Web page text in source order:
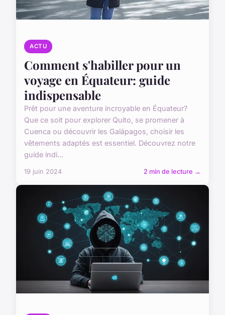
ACTU
Comment s'habiller pour un
voyage en Équateur: guide
indispensable
Prêt pour une aventure incroyable en Équateur?
Que ce soit pour explorer Quito, se promener à
Cuenca ou découvrir les Galápagos, choisir les
vêtements adaptés est essentiel. Découvrez notre
guide indi...
19 juin 2024 2 min de lecture →